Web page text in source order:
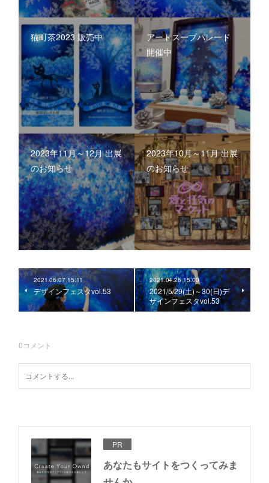
猫町茶2023 販売中
アートスープパレード
開催中
2023年11月～12月 出展
のお知らせ
2023年10月～11月 出展
のお知らせ
2021.06.07 15:11
デザインフェスタvol.53
2021.04.26 15:00
2021/5/29(土)～30(日)デ
ザインフェスタvol.53
0コメント
PR
あなたもサイトをつくってみま